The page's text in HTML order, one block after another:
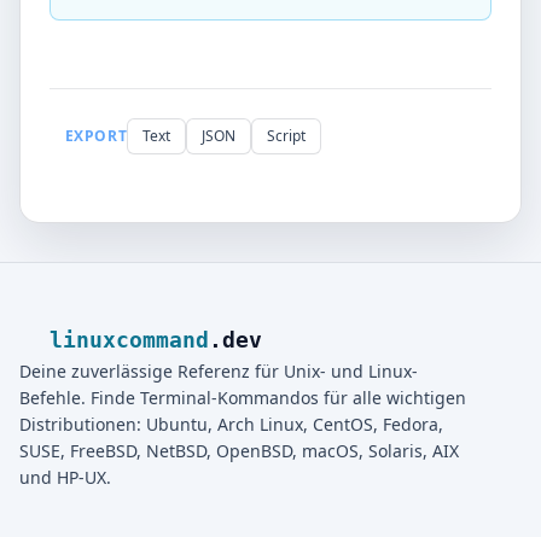
EXPORT Text JSON Script
linuxcommand .dev
Deine zuverlässige Referenz für Unix- und Linux-
Befehle. Finde Terminal-Kommandos für alle wichtigen
Distributionen: Ubuntu, Arch Linux, CentOS, Fedora,
SUSE, FreeBSD, NetBSD, OpenBSD, macOS, Solaris, AIX
und HP-UX.